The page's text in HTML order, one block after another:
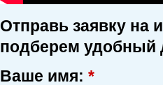
Отправь заявку на
подберем удобный
Ваше имя: *